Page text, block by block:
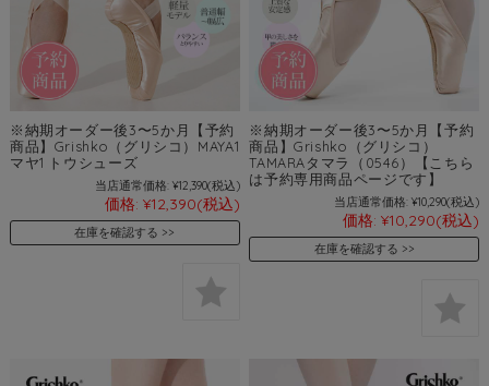
※納期オーダー後3〜5か月【予約
商品】Grishko（グリシコ）MAYA1
マヤ1 トウシューズ
当店通常価格: ¥12,390(税込)
価格: ¥12,390(税込)
在庫を確認する
※納期オーダー後3〜5か月【予約
商品】Grishko（グリシコ）
TAMARAタマラ（0546）【こちら
は予約専用商品ページです】
当店通常価格: ¥10,290(税込)
価格: ¥10,290(税込)
在庫を確認する